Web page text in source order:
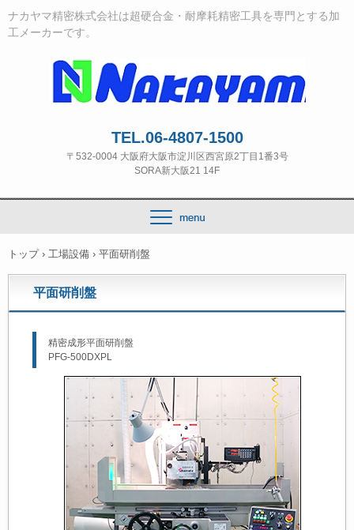
ナカヤマ精密株式会社は超硬合金・耐摩耗精密工具を専門とする加
工メーカーです。
TEL.06-4807-1500
〒532‐0004 大阪府大阪市淀川区西宮原2丁目1番3号
SORA新大阪21 14F
トップ › 工場設備 › 平面研削盤
平面研削盤
精密成形平面研削盤
PFG-500DXPL